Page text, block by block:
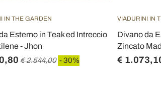
IN THE GARDEN
Esterno in Teak ed Intreccio
- Jhon
€ 2.544,00 - 30%
VIADURINI IN
Divano da
Zincato
€